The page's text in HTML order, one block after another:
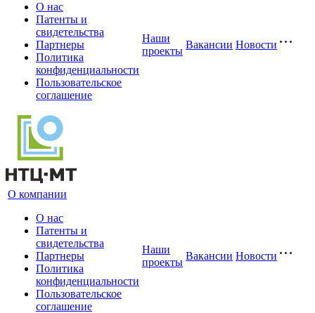
О нас
Патенты и
свидетельства
Партнеры
Политика
конфиденциальности
Пользовательское
соглашение
Наши
проекты
Вакансии Новости
О компании
О нас
Патенты и
свидетельства
Партнеры
Политика
конфиденциальности
Пользовательское
соглашение
Наши
проекты
Вакансии Новости